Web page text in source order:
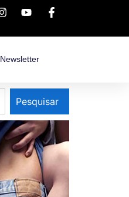
Newsletter
Pesquisar